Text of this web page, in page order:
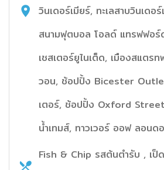
วินเดอร์เมียร์, ทะเลสาบวินเดอ
สนามฟุตบอล โอลด์ แทรฟฟอร์
เชสเตอร์ยูไนเต็ด, เมืองสแตร
วอน, ช้อปปิ้ง Bicester
เตอร์, ช้อปปิ้ง Oxford
น้ำเทมส์, ทาวเวอร์ ออฟ ลอนด
Fish & Chip รสต้นตำรับ , เป็